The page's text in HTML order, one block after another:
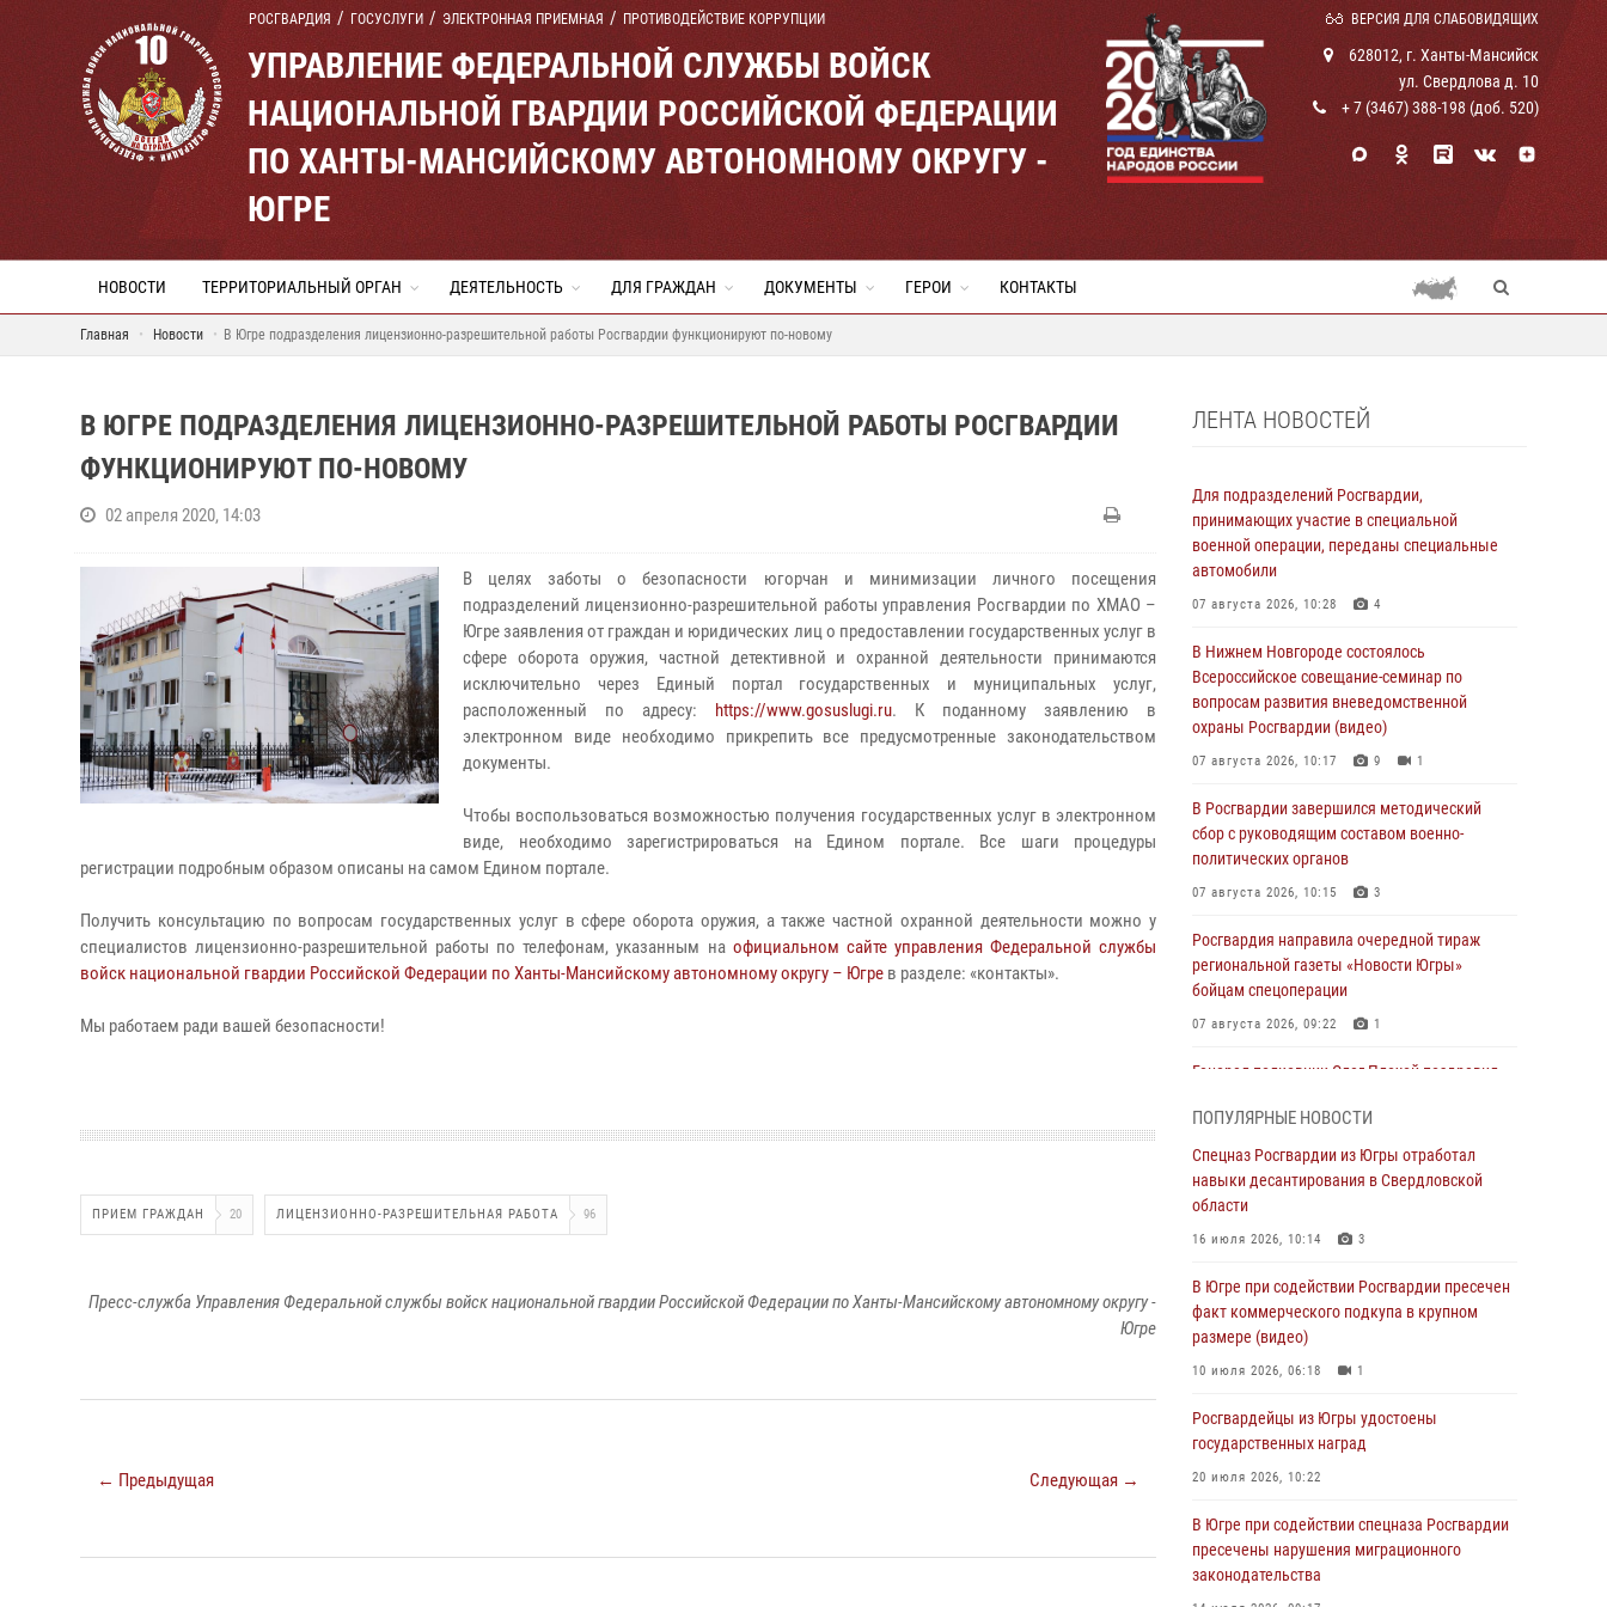
РОСГВАРДИЯ ГОСУСЛУГИ ЭЛЕКТРОННАЯ ПРИЕМНАЯ ПРОТИВОДЕЙСТВИЕ КОРРУПЦИИ ВЕРСИЯ ДЛЯ СЛАБОВИДЯЩИХ
УПРАВЛЕНИЕ ФЕДЕРАЛЬНОЙ СЛУЖБЫ ВОЙСК
НАЦИОНАЛЬНОЙ ГВАРДИИ РОССИЙСКОЙ ФЕДЕРАЦИИ
ПО ХАНТЫ-МАНСИЙСКОМУ АВТОНОМНОМУ ОКРУГУ -
ЮГРЕ
628012, г. Ханты-Мансийск
ул. Свердлова д. 10
+ 7 (3467) 388-198 (доб. 520)
НОВОСТИ ТЕРРИТОРИАЛЬНЫЙ ОРГАН ДЕЯТЕЛЬНОСТЬ ДЛЯ ГРАЖДАН ДОКУМЕНТЫ ГЕРОИ КОНТАКТЫ
Главная Новости В Югре подразделения лицензионно-разрешительной работы Росгвардии функционируют по-новому
В ЮГРЕ ПОДРАЗДЕЛЕНИЯ ЛИЦЕНЗИОННО-РАЗРЕШИТЕЛЬНОЙ РАБОТЫ РОСГВАРДИИ
ФУНКЦИОНИРУЮТ ПО-НОВОМУ
02 апреля 2020, 14:03
В целях заботы о безопасности югорчан и минимизации личного посещения
подразделений лицензионно-разрешительной работы управления Росгвардии по ХМАО –
Югре заявления от граждан и юридических лиц о предоставлении государственных услуг в
сфере оборота оружия, частной детективной и охранной деятельности принимаются
исключительно через Единый портал государственных и муниципальных услуг,
расположенный по адресу: https://www.gosuslugi.ru. К поданному заявлению в
электронном виде необходимо прикрепить все предусмотренные законодательством
документы.
Чтобы воспользоваться возможностью получения государственных услуг в электронном
виде, необходимо зарегистрироваться на Едином портале. Все шаги процедуры
регистрации подробным образом описаны на самом Едином портале.
Получить консультацию по вопросам государственных услуг в сфере оборота оружия, а также частной охранной деятельности можно у
специалистов лицензионно-разрешительной работы по телефонам, указанным на официальном сайте управления Федеральной службы
войск национальной гвардии Российской Федерации по Ханты-Мансийскому автономному округу – Югре в разделе: «контакты».
Мы работаем ради вашей безопасности!
ПРИЕМ ГРАЖДАН 20 ЛИЦЕНЗИОННО-РАЗРЕШИТЕЛЬНАЯ РАБОТА 96
Пресс-служба Управления Федеральной службы войск национальной гвардии Российской Федерации по Ханты-Мансийскому автономному округу -
Югре
← Предыдущая Следующая →
ЛЕНТА НОВОСТЕЙ
Для подразделений Росгвардии,
принимающих участие в специальной
военной операции, переданы специальные
автомобили
07 августа 2026, 10:28 4
В Нижнем Новгороде состоялось
Всероссийское совещание-семинар по
вопросам развития вневедомственной
охраны Росгвардии (видео)
07 августа 2026, 10:17 9 1
В Росгвардии завершился методический
сбор с руководящим составом военно-
политических органов
07 августа 2026, 10:15 3
Росгвардия направила очередной тираж
региональной газеты «Новости Югры»
бойцам спецоперации
07 августа 2026, 09:22 1
Генерал-полковник Олег Плохой поздравил
подразделений Росгвардии с
профессиональным праздником
07 августа 2026, 06:02
Делегация МВД Республики Беларусь
работы Росгвардии в Москве (видео)
06 августа 2026, 11:29 5 1
06 августа 2026, 11:28
армии Ивана Кирилловича Яковлева
06 августа 2026, 11:26 6
ПОПУЛЯРНЫЕ НОВОСТИ
Спецназ Росгвардии из Югры отработал
навыки десантирования в Свердловской
области
16 июля 2026, 10:14 3
В Югре при содействии Росгвардии пресечен
факт коммерческого подкупа в крупном
размере (видео)
10 июля 2026, 06:18 1
Росгвардейцы из Югры удостоены
государственных наград
20 июля 2026, 10:22
В Югре при содействии спецназа Росгвардии
пресечены нарушения миграционного
законодательства